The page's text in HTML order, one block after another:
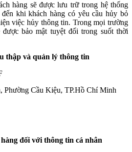
hàng sẽ được lưu trữ trong hệ thống
khi khách hàng có yêu cầu hủy bỏ
việc hủy thông tin. Trong mọi trường
bảo mật tuyệt đối trong suốt thời
thập và quản lý thông tin
Phường Cầu Kiệu, TP.Hồ Chí Minh
đối với thông tin cá nhân